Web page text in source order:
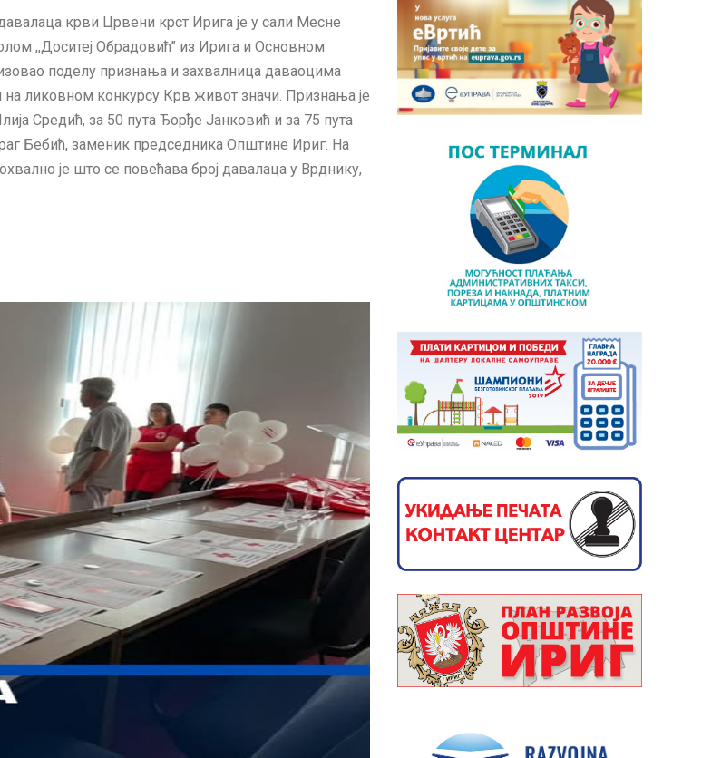
крви Црвени крст Ирига је у сали Месне
,,Доситеј Обрадовић’’ из Ирига и Основном
поделу признања и захвалница даваоцима
на ликовном конкурсу Крв живот значи. Признања је
Средић, за 50 пута Ђорђе Јанковић и за 75 пута
Бебић, заменик председника Општине Ириг. На
је што се повећава број давалаца у Врднику,